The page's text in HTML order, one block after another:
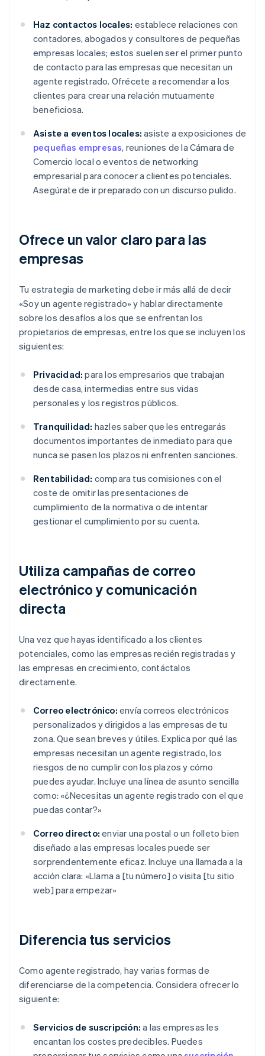
Haz contactos locales: establece relaciones con
contadores, abogados y consultores de pequeñas
empresas locales; estos suelen ser el primer punto
de contacto para las empresas que necesitan un
agente registrado. Ofrécete a recomendar a los
clientes para crear una relación mutuamente
beneficiosa.
Asiste a eventos locales: asiste a exposiciones de
pequeñas empresas, reuniones de la Cámara de
Comercio local o eventos de networking
empresarial para conocer a clientes potenciales.
Asegúrate de ir preparado con un discurso pulido.
Ofrece un valor claro para las
empresas
Tu estrategia de marketing debe ir más allá de decir
«Soy un agente registrado» y hablar directamente
sobre los desafíos a los que se enfrentan los
propietarios de empresas, entre los que se incluyen los
siguientes:
Privacidad: para los empresarios que trabajan
desde casa, intermedias entre sus vidas
personales y los registros públicos.
Tranquilidad: hazles saber que les entregarás
documentos importantes de inmediato para que
nunca se pasen los plazos ni enfrenten sanciones.
Rentabilidad: compara tus comisiones con el
coste de omitir las presentaciones de
cumplimiento de la normativa o de intentar
gestionar el cumplimiento por su cuenta.
Utiliza campañas de correo
electrónico y comunicación
directa
Una vez que hayas identificado a los clientes
potenciales, como las empresas recién registradas y
las empresas en crecimiento, contáctalos
directamente.
Correo electrónico: envía correos electrónicos
personalizados y dirigidos a las empresas de tu
zona. Que sean breves y útiles. Explica por qué las
empresas necesitan un agente registrado, los
riesgos de no cumplir con los plazos y cómo
puedes ayudar. Incluye una línea de asunto sencilla
como: «¿Necesitas un agente registrado con el que
puedas contar?»
Correo directo: enviar una postal o un folleto bien
diseñado a las empresas locales puede ser
sorprendentemente eficaz. Incluye una llamada a la
acción clara: «Llama a [tu número] o visita [tu sitio
web] para empezar»
Diferencia tus servicios
Como agente registrado, hay varias formas de
diferenciarse de la competencia. Considera ofrecer lo
siguiente:
Servicios de suscripción: a las empresas les
encantan los costes predecibles. Puedes